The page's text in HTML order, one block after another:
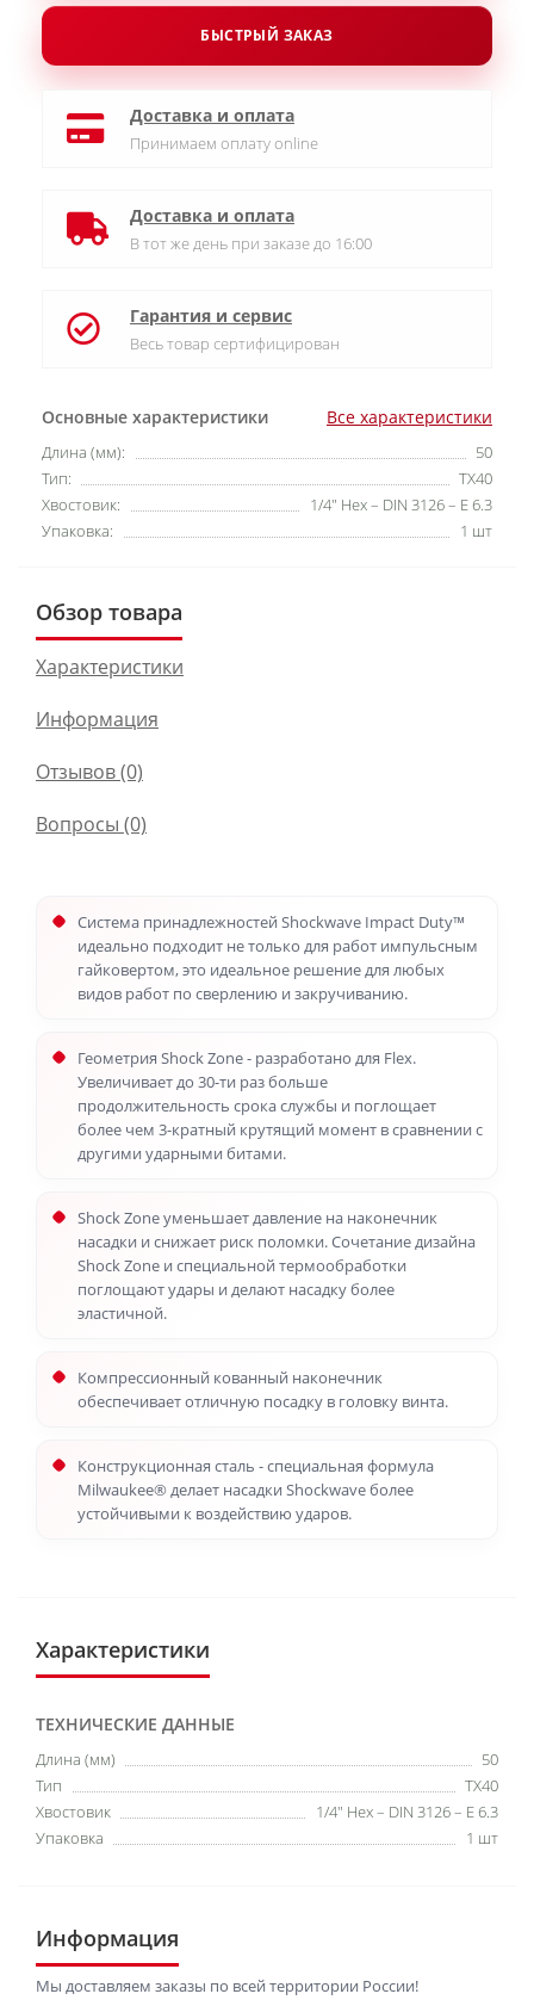
Основные характеристики Все характеристики
Длина (мм):
50
Тип:
TX40
Хвостовик:
1/4" Hex – DIN 3126 – E 6.3
Упаковка:
1 шт
БЫСТРЫЙ ЗАКАЗ
Доставка и оплата
Принимаем оплату online
Доставка и оплата
В тот же день при заказе до 16:00
Гарантия и сервис
Весь товар сертифицирован
Обзор товара
Характеристики
Информация
Отзывов (0)
Вопросы (0)
Система принадлежностей Shockwave Impact Duty™
идеально подходит не только для работ импульсным
гайковертом, это идеальное решение для любых
видов работ по сверлению и закручиванию.
Геометрия Shock Zone - разработано для Flex.
Увеличивает до 30-ти раз больше
продолжительность срока службы и поглощает
более чем 3-кратный крутящий момент в сравнении с
другими ударными битами.
Shock Zone уменьшает давление на наконечник
насадки и снижает риск поломки. Сочетание дизайна
Shock Zone и специальной термообработки
поглощают удары и делают насадку более
эластичной.
Компрессионный кованный наконечник
обеспечивает отличную посадку в головку винта.
Конструкционная сталь - специальная формула
Milwaukee® делает насадки Shockwave более
устойчивыми к воздействию ударов.
Характеристики
ТЕХНИЧЕСКИЕ ДАННЫЕ
Длина (мм)
50
Тип
TX40
Хвостовик
1/4" Hex – DIN 3126 – E 6.3
Упаковка
1 шт
Информация
Мы доставляем заказы по всей территории России!